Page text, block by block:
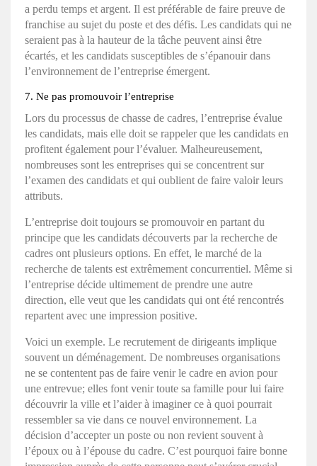
a perdu temps et argent. Il est préférable de faire preuve de
franchise au sujet du poste et des défis. Les candidats qui ne
seraient pas à la hauteur de la tâche peuvent ainsi être
écartés, et les candidats susceptibles de s’épanouir dans
l’environnement de l’entreprise émergent.
7. Ne pas promouvoir l’entreprise
Lors du processus de chasse de cadres, l’entreprise évalue
les candidats, mais elle doit se rappeler que les candidats en
profitent également pour l’évaluer. Malheureusement,
nombreuses sont les entreprises qui se concentrent sur
l’examen des candidats et qui oublient de faire valoir leurs
attributs.
L’entreprise doit toujours se promouvoir en partant du
principe que les candidats découverts par la recherche de
cadres ont plusieurs options. En effet, le marché de la
recherche de talents est extrêmement concurrentiel. Même si
l’entreprise décide ultimement de prendre une autre
direction, elle veut que les candidats qui ont été rencontrés
repartent avec une impression positive.
Voici un exemple. Le recrutement de dirigeants implique
souvent un déménagement. De nombreuses organisations
ne se contentent pas de faire venir le cadre en avion pour
une entrevue; elles font venir toute sa famille pour lui faire
découvrir la ville et l’aider à imaginer ce à quoi pourrait
ressembler sa vie dans ce nouvel environnement. La
décision d’accepter un poste ou non revient souvent à
l’époux ou à l’épouse du cadre. C’est pourquoi faire bonne